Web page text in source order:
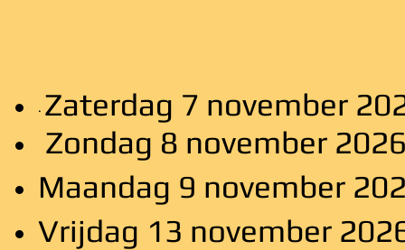
· Zaterdag 7 november
Zondag 8 november
Maandag 9 november
Vrijdag 13 november